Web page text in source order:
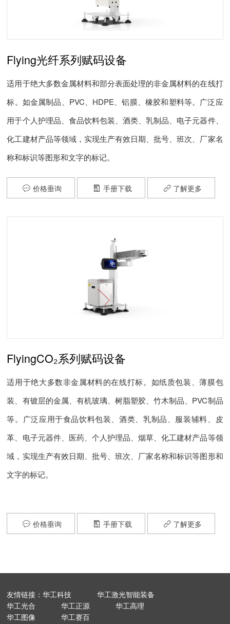
Flying光纤系列赋码设备
适用于绝大多数金属材料和部分表面处理的非金属材料的在线打
标。如金属制品、PVC、HDPE、铝膜、橡胶和塑料等。广泛应
用于个人护理品、食品饮料包装、酒类、乳制品、电子元器件、
化工建材产品等领域，实现生产有效日期、批号、班次、厂家名
称和标识等图形和文字的标记。
 价格垂询  手册下载  了解更多
FlyingCO₂系列赋码设备
适用于绝大多数非金属材料的在线打标。如纸质包装、薄膜包
装、有镀层的金属、有机玻璃、树脂塑胶、竹木制品、PVC制品
等。广泛应用于食品饮料包装、酒类、乳制品、服装辅料、皮
革、电子元器件、医药、个人护理品、烟草、化工建材产品等领
域，实现生产有效日期、批号、班次、厂家名称和标识等图形和
文字的标记。
 价格垂询  手册下载  了解更多
友情链接：华工科技
华工激光智能装备
华工光合
华工正源
华工高理
华工图像
华工赛百